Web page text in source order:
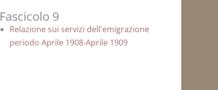
Fascicolo 9
Relazione sui servizi dell'emigrazione
periodo Aprile 1908-Aprile 1909